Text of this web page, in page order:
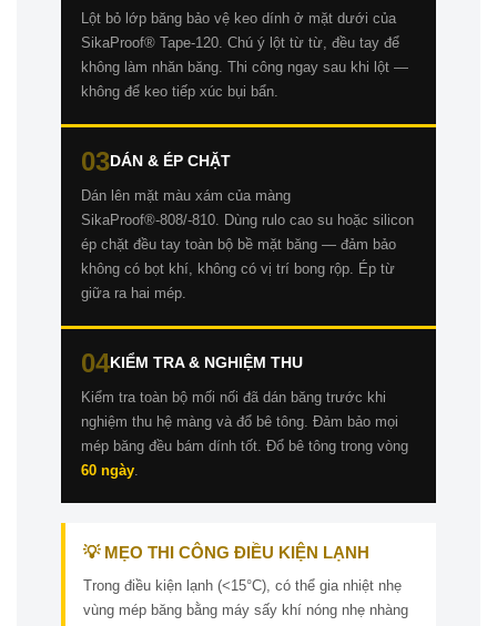
Lột bỏ lớp băng bảo vệ keo dính ở mặt dưới của
SikaProof® Tape-120. Chú ý lột từ từ, đều tay để
không làm nhăn băng. Thi công ngay sau khi lột —
không để keo tiếp xúc bụi bẩn.
03DÁN & ÉP CHẶT
Dán lên mặt màu xám của màng
SikaProof®-808/-810. Dùng rulo cao su hoặc silicon
ép chặt đều tay toàn bộ bề mặt băng — đảm bảo
không có bọt khí, không có vị trí bong rộp. Ép từ
giữa ra hai mép.
04KIỂM TRA & NGHIỆM THU
Kiểm tra toàn bộ mối nối đã dán băng trước khi
nghiệm thu hệ màng và đổ bê tông. Đảm bảo mọi
mép băng đều bám dính tốt. Đổ bê tông trong vòng
60 ngày.
💡 MẸO THI CÔNG ĐIỀU KIỆN LẠNH
Trong điều kiện lạnh (<15°C), có thể gia nhiệt nhẹ
vùng mép băng bằng máy sấy khí nóng nhẹ nhàng